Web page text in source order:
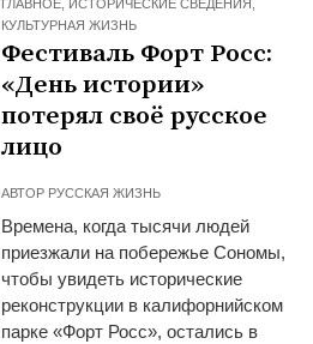
ГЛАВНОЕ ИСТОРИЧЕСКИЕ СВЕДЕНИЯ
КУЛЬТУРНАЯ ЖИЗНЬ
Фестиваль Форт Росс:
«День истории»
потерял своё русское
лицо
АВТОР РУССКАЯ ЖИЗНЬ
Времена, когда тысячи людей
приезжали на побережье Сономы,
чтобы увидеть исторические
реконструкции в калифорнийском
парке «Форт Росс», остались в